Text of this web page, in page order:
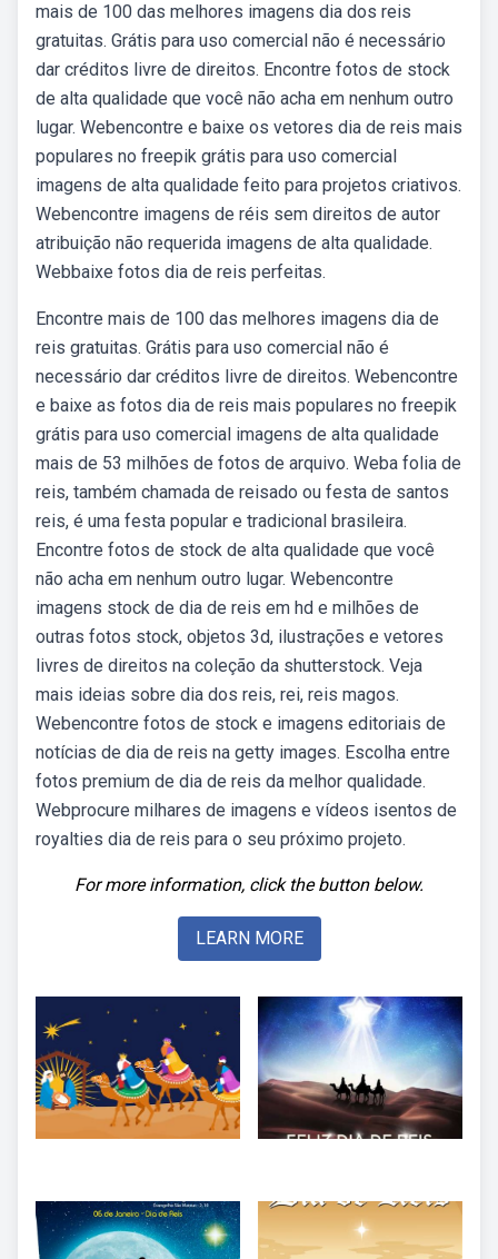
mais de 100 das melhores imagens dia dos reis
gratuitas. Grátis para uso comercial não é necessário
dar créditos livre de direitos. Encontre fotos de stock
de alta qualidade que você não acha em nenhum outro
lugar. Webencontre e baixe os vetores dia de reis mais
populares no freepik grátis para uso comercial
imagens de alta qualidade feito para projetos criativos.
Webencontre imagens de réis sem direitos de autor
atribuição não requerida imagens de alta qualidade.
Webbaixe fotos dia de reis perfeitas.
Encontre mais de 100 das melhores imagens dia de
reis gratuitas. Grátis para uso comercial não é
necessário dar créditos livre de direitos. Webencontre
e baixe as fotos dia de reis mais populares no freepik
grátis para uso comercial imagens de alta qualidade
mais de 53 milhões de fotos de arquivo. Weba folia de
reis, também chamada de reisado ou festa de santos
reis, é uma festa popular e tradicional brasileira.
Encontre fotos de stock de alta qualidade que você
não acha em nenhum outro lugar. Webencontre
imagens stock de dia de reis em hd e milhões de
outras fotos stock, objetos 3d, ilustrações e vetores
livres de direitos na coleção da shutterstock. Veja
mais ideias sobre dia dos reis, rei, reis magos.
Webencontre fotos de stock e imagens editoriais de
notícias de dia de reis na getty images. Escolha entre
fotos premium de dia de reis da melhor qualidade.
Webprocure milhares de imagens e vídeos isentos de
royalties dia de reis para o seu próximo projeto.
For more information, click the button below.
LEARN MORE